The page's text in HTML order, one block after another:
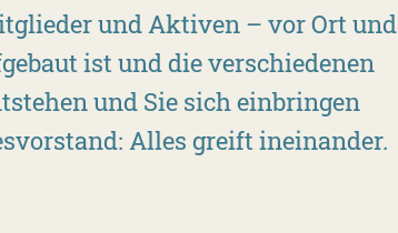
und Aktiven – vor Ort und
ist und die verschiedenen
und Sie sich einbringen
Alles greift ineinander.